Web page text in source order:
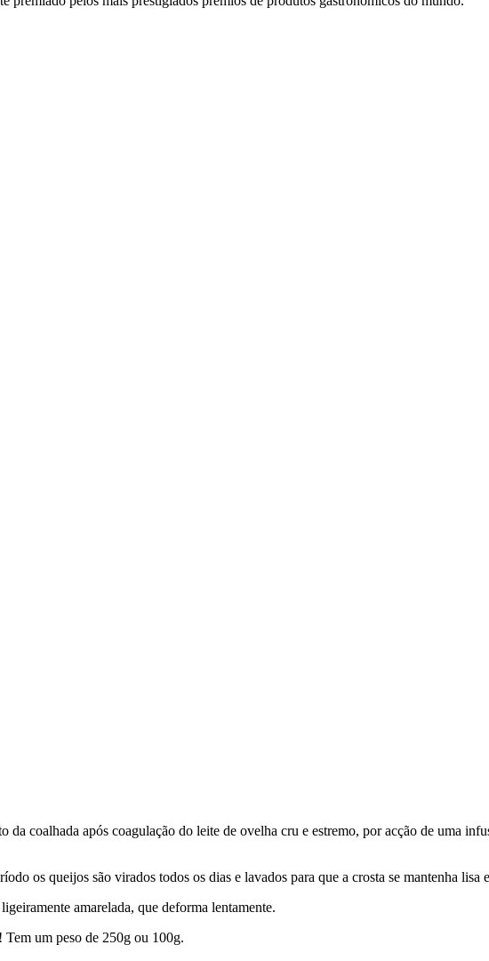
coalhada após coagulação do leite de ovelha cru e estremo, por acção de uma
os queijos são virados todos os dias e lavados para que a crosta se mantenha lisa
amarelada, que deforma lentamente.
um peso de 250g ou 100g.